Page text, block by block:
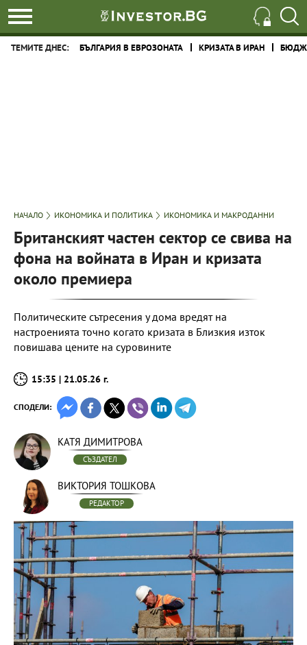
ТЕМИТЕ ДНЕС: БЪЛГАРИЯ В ЕВРОЗОНАТА КРИЗАТА В ИРАН
НАЧАЛО ИКОНОМИКА И ПОЛИТИКА ИКОНОМИКА И МАКРОДАННИ
Британският частен сектор се свива на
фона на войната в Иран и кризата
около премиера
Политическите сътресения у дома вредят на
настроенията точно когато кризата в Близкия изток
повишава цените на суровините
15:35 | 21.05.26 г.
СПОДЕЛИ:
КАТЯ ДИМИТРОВА
СЪЗДАТЕЛ
ВИКТОРИЯ ТОШКОВА
РЕДАКТОР